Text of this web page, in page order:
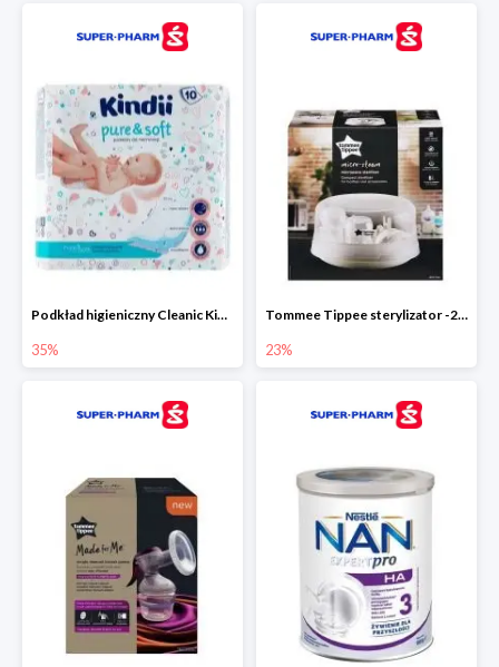
Podkład higieniczny Cleanic Kindii Pure & Soft -35%
35%
Tommee Tippee sterylizator -23%
23%